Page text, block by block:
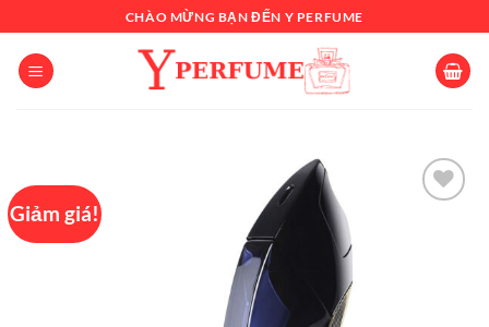
đến
nội
dung
CHÀO MỪNG BẠN ĐẾN Y PERFUME
Giảm giá!